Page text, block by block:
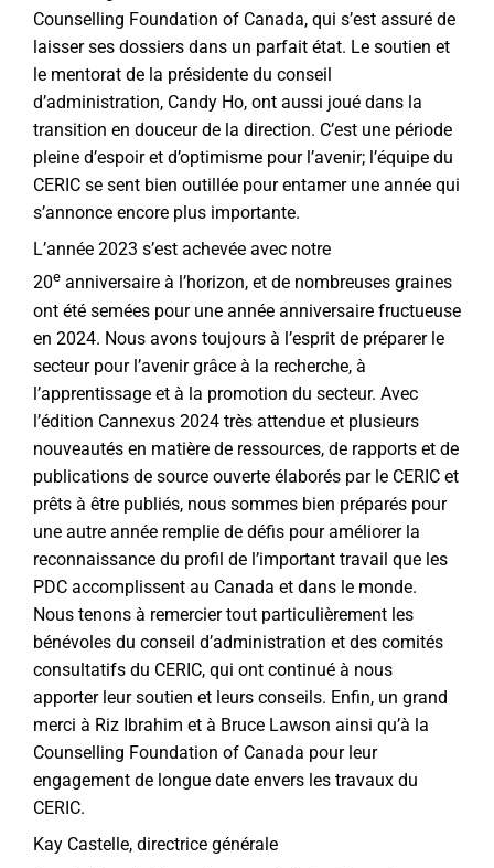
Counselling Foundation of Canada, qui s’est assuré de
laisser ses dossiers dans un parfait état. Le soutien et
le mentorat de la présidente du conseil
d’administration, Candy Ho, ont aussi joué dans la
transition en douceur de la direction. C’est une période
pleine d’espoir et d’optimisme pour l’avenir; l’équipe du
CERIC se sent bien outillée pour entamer une année qui
s’annonce encore plus importante.
L’année 2023 s’est achevée avec notre
20e anniversaire à l’horizon, et de nombreuses graines
ont été semées pour une année anniversaire fructueuse
en 2024. Nous avons toujours à l’esprit de préparer le
secteur pour l’avenir grâce à la recherche, à
l’apprentissage et à la promotion du secteur. Avec
l’édition Cannexus 2024 très attendue et plusieurs
nouveautés en matière de ressources, de rapports et de
publications de source ouverte élaborés par le CERIC et
prêts à être publiés, nous sommes bien préparés pour
une autre année remplie de défis pour améliorer la
reconnaissance du profil de l’important travail que les
PDC accomplissent au Canada et dans le monde.
Nous tenons à remercier tout particulièrement les
bénévoles du conseil d’administration et des comités
consultatifs du CERIC, qui ont continué à nous
apporter leur soutien et leurs conseils. Enfin, un grand
merci à Riz Ibrahim et à Bruce Lawson ainsi qu’à la
Counselling Foundation of Canada pour leur
engagement de longue date envers les travaux du
CERIC.
Kay Castelle, directrice générale